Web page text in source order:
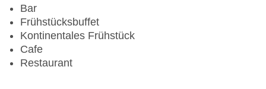
Bar
Frühstücksbuffet
Kontinentales Frühstück
Cafe
Restaurant